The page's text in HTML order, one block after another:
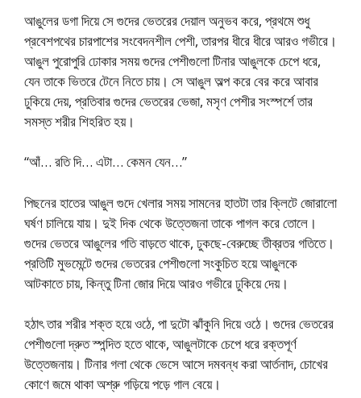
আঙুলের ডগা দিয়ে সে গুদের ভেতরের দেয়াল অনুভব করে, প্রথমে শুধু
প্রবেশপথের চারপাশের সংবেদনশীল পেশী, তারপর ধীরে ধীরে আরও গভীরে।
আঙুল পুরোপুরি ঢোকার সময় গুদের পেশীগুলো টিনার আঙুলকে চেপে ধরে,
যেন তাকে ভিতরে টেনে নিতে চায়। সে আঙুল অল্প করে বের করে আবার
ঢুকিয়ে দেয়, প্রতিবার গুদের ভেতরের ভেজা, মসৃণ পেশীর সংস্পর্শে তার
সমস্ত শরীর শিহরিত হয়।
“আঁ… রতি দি… এটা… কেমন যেন…”
পিছনের হাতের আঙুল গুদে খেলার সময় সামনের হাতটা তার ক্লিটে জোরালো
ঘর্ষণ চালিয়ে যায়। দুই দিক থেকে উত্তেজনা তাকে পাগল করে তোলে।
গুদের ভেতরে আঙুলের গতি বাড়তে থাকে, ঢুকছে-বেরুচ্ছে তীব্রতর গতিতে।
প্রতিটি মুভমেন্টে গুদের ভেতরের পেশীগুলো সংকুচিত হয়ে আঙুলকে
আটকাতে চায়, কিন্তু টিনা জোর দিয়ে আরও গভীরে ঢুকিয়ে দেয়।
হঠাৎ তার শরীর শক্ত হয়ে ওঠে, পা দুটো ঝাঁকুনি দিয়ে ওঠে। গুদের ভেতরের
পেশীগুলো দ্রুত স্পন্দিত হতে থাকে, আঙুলটাকে চেপে ধরে রক্তপূর্ণ
উত্তেজনায়। টিনার গলা থেকে ভেসে আসে দমবন্ধ করা আর্তনাদ, চোখের
কোণে জমে থাকা অশ্রু গড়িয়ে পড়ে গাল বেয়ে।